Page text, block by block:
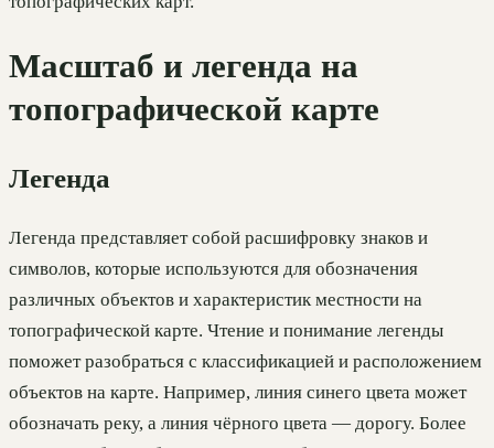
Масштаб и легенда на
топографической карте
Легенда
Легенда представляет собой расшифровку знаков и
символов, которые используются для обозначения
различных объектов и характеристик местности на
топографической карте. Чтение и понимание легенды
поможет разобраться с классификацией и расположением
объектов на карте. Например, линия синего цвета может
обозначать реку, а линия чёрного цвета — дорогу. Более